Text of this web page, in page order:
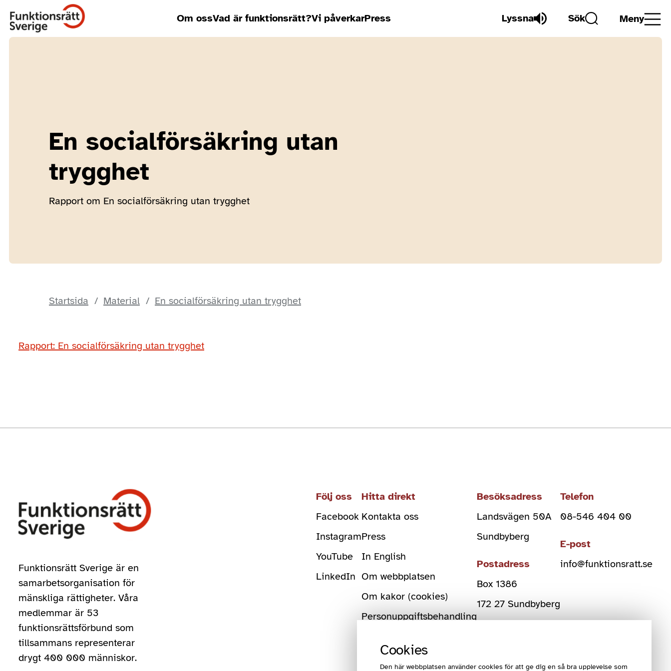
Cookies
Den här webbplatsen använder cookies för att ge dig en så bra upplevelse som
Om ossVad är funktionsrätt?Vi påverkarPress Lyssna Sök Meny
En socialförsäkring utan
trygghet
Rapport om En socialförsäkring utan trygghet
Startsida Material En socialförsäkring utan trygghet
Rapport: En socialförsäkring utan trygghet
Funktionsrätt Sverige är en
samarbetsorganisation för
mänskliga rättigheter. Våra
medlemmar är 53
funktionsrättsförbund som
tillsammans representerar
drygt 400 000 människor.
Följ oss
Facebook
Instagram
YouTube
LinkedIn
Hitta direkt
Kontakta oss
Press
In English
Om webbplatsen
Om kakor (cookies)
Personuppgiftsbehandling
Besöksadress
Landsvägen 50A
Sundbyberg
Postadress
Box 1386
172 27 Sundbyberg
Telefon
08-546 404 00
E-post
info@funktionsratt.se